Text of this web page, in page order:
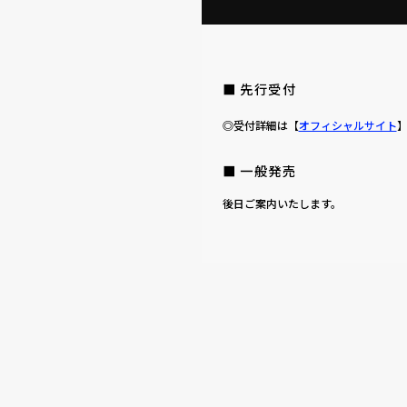
■ 先行受付
◎受付詳細は【オフィシャルサイト
■ 一般発売
後日ご案内いたします。